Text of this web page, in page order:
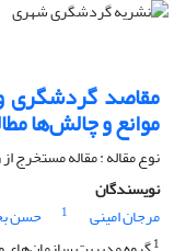
مقاصد گردشگری
موانع و چالش‌ها
نوع مقاله : مقاله مستخرج
نویسندگان
مرجان امینی
1 حسن
1